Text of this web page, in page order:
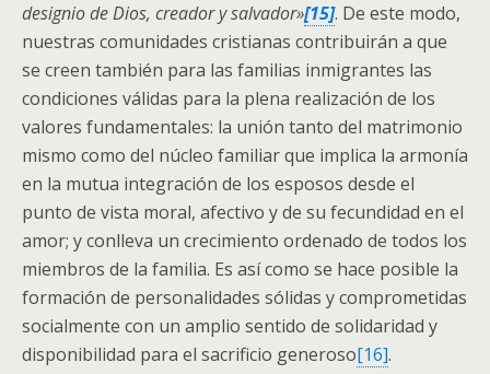
designio de Dios, creador y salvador»[15]. De este modo,
nuestras comunidades cristianas contribuirán a que
se creen también para las familias inmigrantes las
condiciones válidas para la plena realización de los
valores fundamentales: la unión tanto del matrimonio
mismo como del núcleo familiar que implica la armonía
en la mutua integración de los esposos desde el
punto de vista moral, afectivo y de su fecundidad en el
amor; y conlleva un crecimiento ordenado de todos los
miembros de la familia. Es así como se hace posible la
formación de personalidades sólidas y comprometidas
socialmente con un amplio sentido de solidaridad y
disponibilidad para el sacrificio generoso[16].